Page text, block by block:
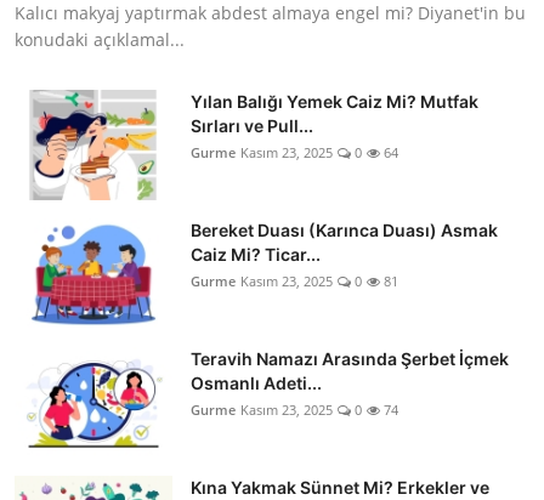
Kalıcı makyaj yaptırmak abdest almaya engel mi? Diyanet'in bu
konudaki açıklamal...
Yılan Balığı Yemek Caiz Mi? Mutfak
Sırları ve Pull...
Gurme Kasım 23, 2025 0 64
Bereket Duası (Karınca Duası) Asmak
Caiz Mi? Ticar...
Gurme Kasım 23, 2025 0 81
Teravih Namazı Arasında Şerbet İçmek
Osmanlı Adeti...
Gurme Kasım 23, 2025 0 74
Kına Yakmak Sünnet Mi? Erkekler ve